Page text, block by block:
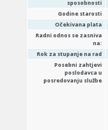
sposobnosti
Godine starosti
Očekivana plata
Radni odnos se zasniva
na:
Rok za stupanje na rad
Posebni zahtjevi
poslodavca u
posredovanju službe